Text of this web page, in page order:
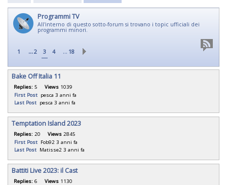
Programmi TV
All'interno di questo sotto-forum si trovano i topic ufficiali dei
programmi minori.
1 ...2 3 4 … 18
Bake Off Italia 11
Replies: 5 Views 1039
First Post pesca 3 anni fa
Last Post pesca 3 anni fa
Temptation Island 2023
Replies: 20 Views 2845
First Post Fob92 3 anni fa
Last Post Matisse2 3 anni fa
Battiti Live 2023: il Cast
Replies: 6 Views 1130